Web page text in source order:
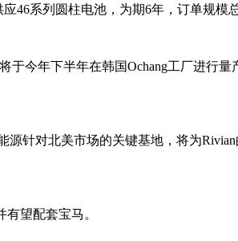
系列圆柱电池，为期6年，订单规模
今年下半年在韩国Ochang工厂进行
针对北美市场的关键基地，将为
望配套宝马。